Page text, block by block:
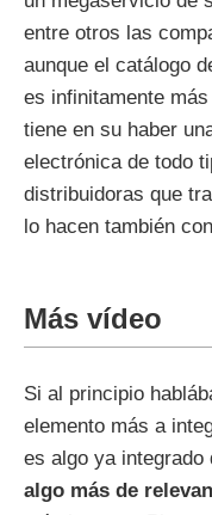
entre otros las
aunque el catálogo
es infinitamente
tiene en su haber
electrónica de todo
distribuidoras que
lo hacen también
Más vídeo
Si al principio
elemento más a
es algo ya integrado
algo más de